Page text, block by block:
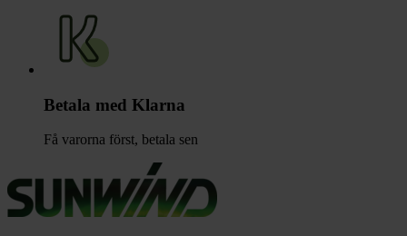
Betala med Klarna
Få varorna först, betala sen